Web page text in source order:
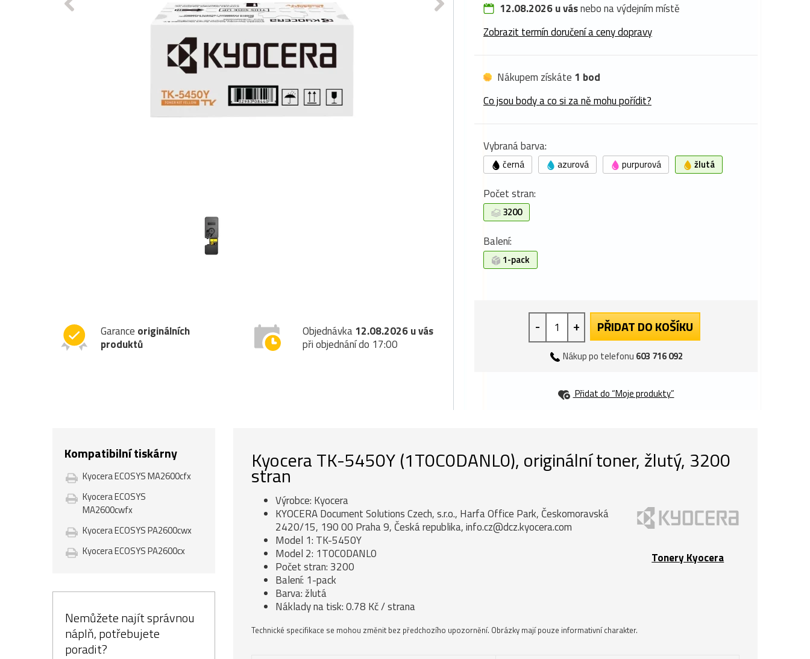
Garance originálních
produktů
Objednávka12.08.2026 u vás
při objednání do 17:00
12.08.2026 u vásnebo na výdejním místě
Zobrazit termín doručení a ceny dopravy
Nákupem získáte 1 bod
Co jsou body a co si za ně mohu pořídit?
Vybraná barva:
černá azurová purpurová žlutá
Počet stran:
3200
Balení:
1-pack
- + PŘIDAT DO KOŠÍKU
Nákup po telefonu 603 716 092
Přidat do “Moje produkty”
Kompatibilní tiskárny
Kyocera ECOSYS MA2600cfx
Kyocera ECOSYS
MA2600cwfx
Kyocera ECOSYS PA2600cwx
Kyocera ECOSYS PA2600cx
Nemůžete najít správnou
náplň, potřebujete
poradit?
Kyocera TK-5450Y (1T0C0DANL0), originální toner, žlutý, 3200
stran
Tonery Kyocera
Výrobce: Kyocera
KYOCERA Document Solutions Czech, s.r.o., Harfa Office Park, Českomoravská
2420/15, 190 00 Praha 9, Česká republika, info.cz@dcz.kyocera.com
Model 1: TK-5450Y
Model 2: 1T0C0DANL0
Počet stran: 3200
Balení: 1-pack
Barva: žlutá
Náklady na tisk: 0.78 Kč / strana
Technické specifikace se mohou změnit bez předchozího upozornění. Obrázky mají pouze informativní charakter.